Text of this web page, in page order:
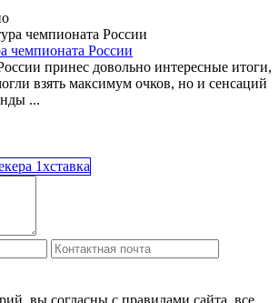
чемпионата России
принес довольно интересные итоги,
взять максимум очков, но и сенсаций
...